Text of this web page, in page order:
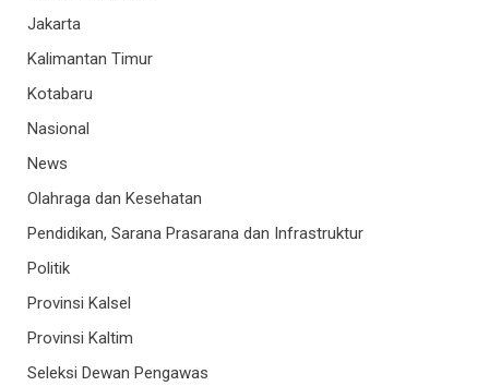
Jakarta
Kalimantan Timur
Kotabaru
Nasional
News
Olahraga dan Kesehatan
Pendidikan, Sarana Prasarana dan Infrastruktur
Politik
Provinsi Kalsel
Provinsi Kaltim
Seleksi Dewan Pengawas